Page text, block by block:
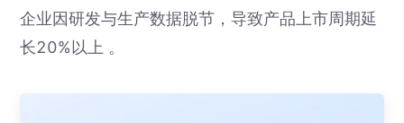
企业因研发与生产数据脱节，导致产品上市周期延
长20%以上 。